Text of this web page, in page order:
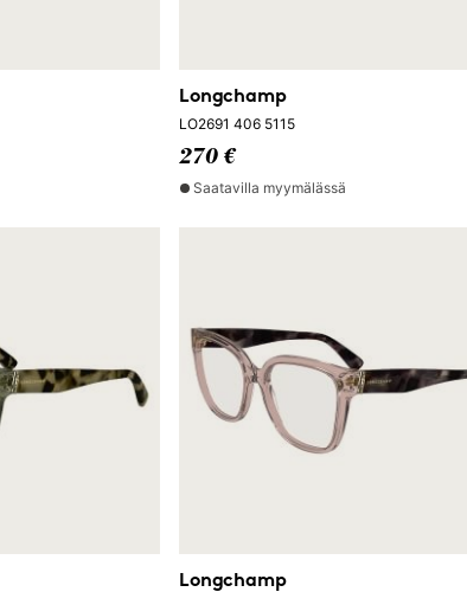
Longchamp
LO2691 406 5115
270 €
Saatavilla myymälässä
Longchamp